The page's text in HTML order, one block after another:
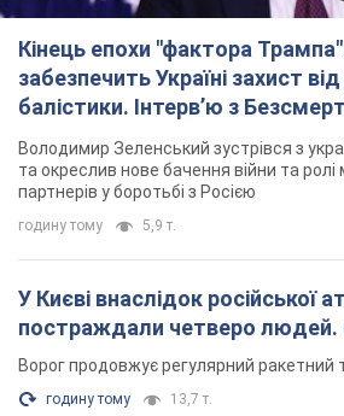
Кінець епохи "фактора
забезпечить Україні захист від
балістики. Інтерв’ю з
Володимир Зеленський зустрівся з
та окреслив нове бачення війни та
партнерів у боротьбі з Росією
годину тому 5,9 т.
У Києві внаслідок російської
постраждали четверо
Ворог продовжує регулярний ракетний
годину тому 13,7 т.